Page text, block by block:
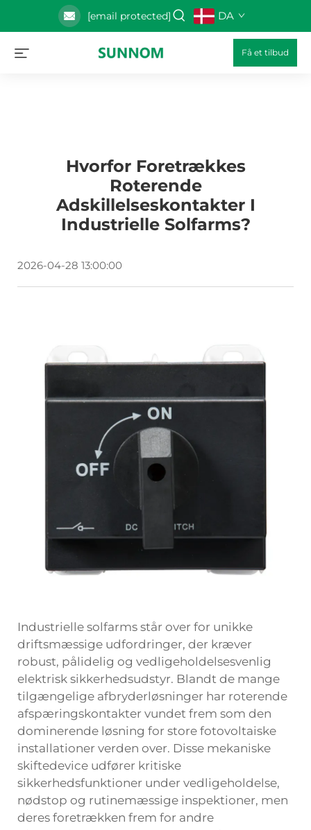
[email protected] DA
Få et tilbud
Hvorfor Foretrækkes
Roterende
Adskillelseskontakter I
Industrielle Solfarms?
2026-04-28 13:00:00
Industrielle solfarms står over for unikke
driftsmæssige udfordringer, der kræver
robust, pålidelig og vedligeholdelsesvenlig
elektrisk sikkerhedsudstyr. Blandt de mange
tilgængelige afbryderløsninger har roterende
afspæringskontakter vundet frem som den
dominerende løsning for store fotovoltaiske
installationer verden over. Disse mekaniske
skiftedevice udfører kritiske
sikkerhedsfunktioner under vedligeholdelse,
nødstop og rutinemæssige inspektioner, men
deres foretrækken frem for andre